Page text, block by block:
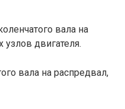
вала на
двигателя.
вала на распредвал,